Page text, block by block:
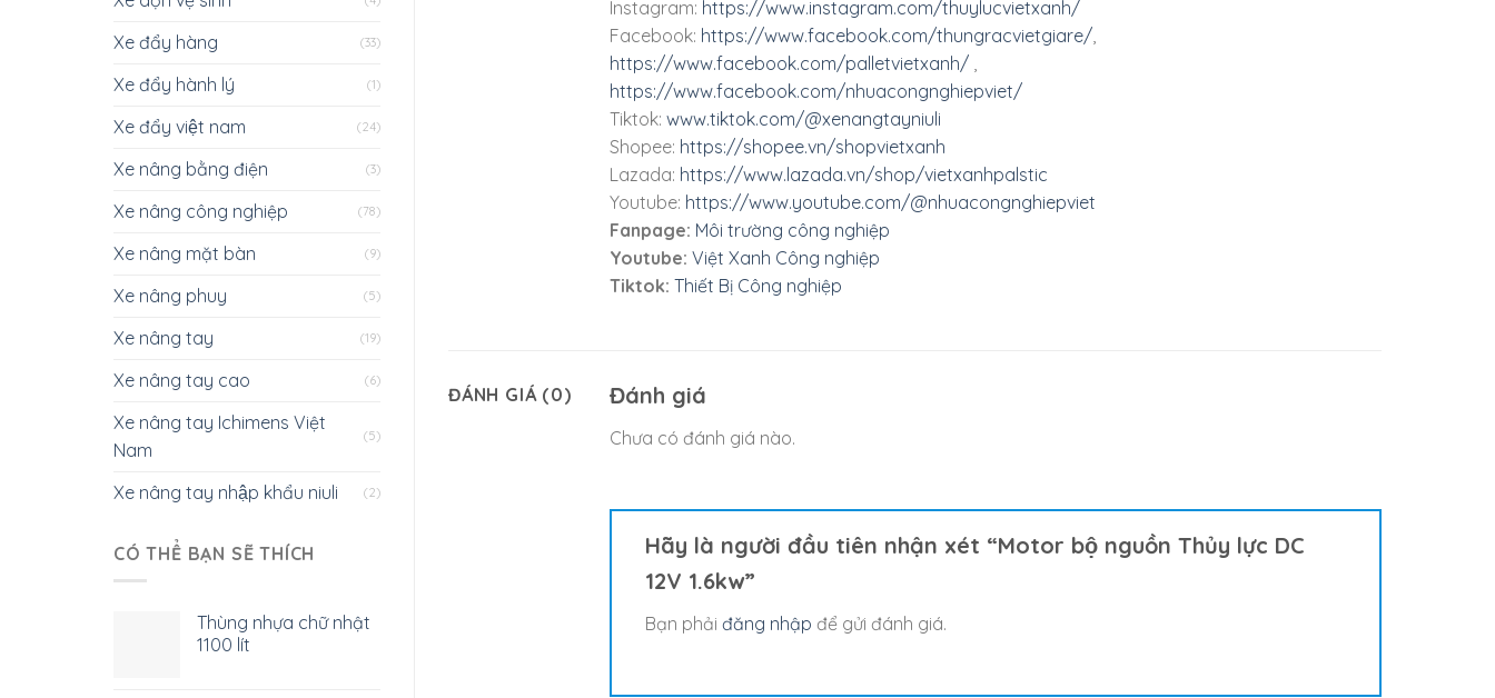
Xe đẩy hàng (33)
Xe đẩy hành lý (1)
Xe đẩy việt nam (24)
Xe nâng bằng điện (3)
Xe nâng công nghiệp (78)
Xe nâng mặt bàn (9)
Xe nâng phuy (5)
Xe nâng tay (19)
Xe nâng tay cao (6)
Xe nâng tay Ichimens Việt
Nam
(5)
Xe nâng tay nhập khẩu niuli (2)
CÓ THỂ BẠN SẼ THÍCH
Thùng nhựa chữ nhật
1100 lít
Instagram: https://www.instagram.com/thuylucvietxanh/
Facebook: https://www.facebook.com/thungracvietgiare/,
https://www.facebook.com/palletvietxanh/,
https://www.facebook.com/nhuacongnghiepviet/
Tiktok: www.tiktok.com/@xenangtayniuli
Shopee: https://shopee.vn/shopvietxanh
Lazada: https://www.lazada.vn/shop/vietxanhpalstic
Youtube: https://www.youtube.com/@nhuacongnghiepviet
Fanpage: Môi trường công nghiệp
Youtube: Việt Xanh Công nghiệp
Tiktok: Thiết Bị Công nghiệp
ĐÁNH GIÁ (0) Đánh giá
Chưa có đánh giá nào.
Hãy là người đầu tiên nhận xét “Motor bộ nguồn Thủy lực DC
12V 1.6kw”
Bạn phải đăng nhập để gửi đánh giá.